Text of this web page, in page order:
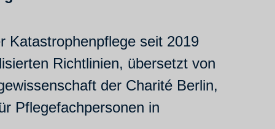
Katastrophenpflege seit 2019
Richtlinien, übersetzt von
der Charité Berlin,
Pflegefachpersonen in